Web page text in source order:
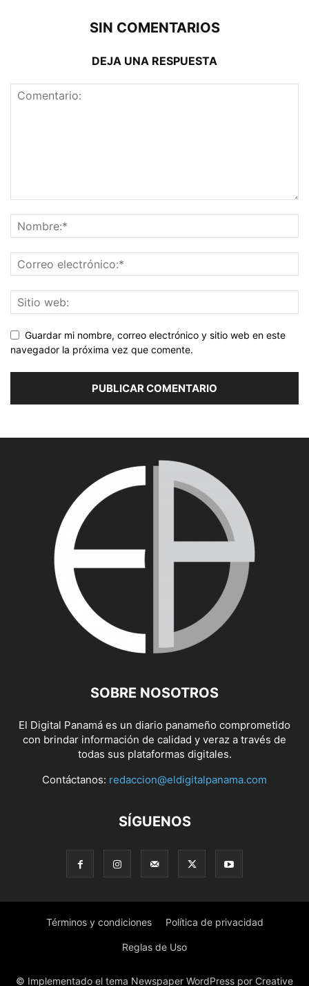
SIN COMENTARIOS
DEJA UNA RESPUESTA
Guardar mi nombre, correo electrónico y sitio web en este
navegador la próxima vez que comente.
SOBRE NOSOTROS
El Digital Panamá es un diario panameño comprometido
con brindar información de calidad y veraz a través de
todas sus plataformas digitales.
Contáctanos: redaccion@eldigitalpanama.com
SÍGUENOS
Términos y condiciones Política de privacidad
Reglas de Uso
© Implementado el tema Newspaper WordPress por Creative